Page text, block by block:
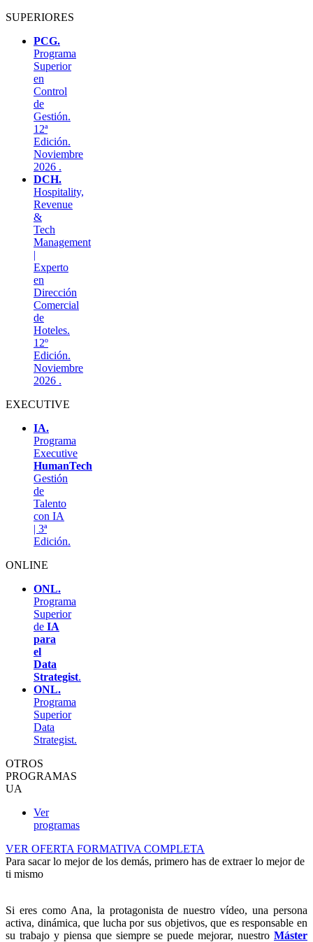
SUPERIORES
PCG.
Programa
Superior
en
Control
de
Gestión.
12ª
Edición.
Noviembre
2026 .
DCH.
Hospitality,
Revenue
&
Tech
Management
|
Experto
en
Dirección
Comercial
de
Hoteles.
12º
Edición.
Noviembre
2026 .
EXECUTIVE
IA.
Programa
Executive
HumanTech
Gestión
de
Talento
con IA
| 3ª
Edición.
ONLINE
ONL.
Programa
Superior
de IA
para
el
Data
Strategist.
ONL.
Programa
Superior
Data
Strategist.
OTROS
PROGRAMAS
UA
Ver
programas
VER OFERTA FORMATIVA COMPLETA
Para sacar lo mejor de los demás, primero has de extraer lo mejor de
ti mismo
Si eres como Ana, la protagonista de nuestro vídeo, una persona
activa, dinámica, que lucha por sus objetivos, que es responsable en
su trabajo y piensa que siempre se puede mejorar, nuestro Máster